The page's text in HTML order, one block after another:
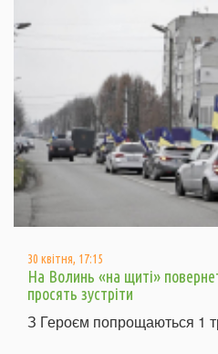
30 квітня, 17:15
На Волинь «на щиті»
просять зустріти
З Героєм попрощаються 1